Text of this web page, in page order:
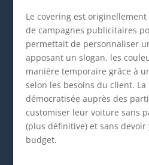
Le covering est
de campagnes publicitaires
permettait de personnaliser
apposant un slogan, les
manière temporaire grâce à
selon les besoins du client. La
démocratisée auprès des
customiser leur voiture sans
(plus définitive) et sans
budget.